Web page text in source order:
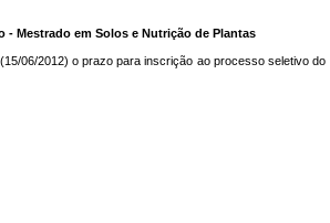
- Mestrado em Solos e Nutrição de Plantas
06/2012) o prazo para inscrição ao processo seletivo